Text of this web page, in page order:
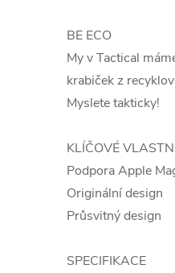
BE ECO
My v Tactical
krabiček z
Myslete takticky!
KLÍČOVÉ
Podpora Apple
Originální design
Průsvitný design
SPECIFIKACE